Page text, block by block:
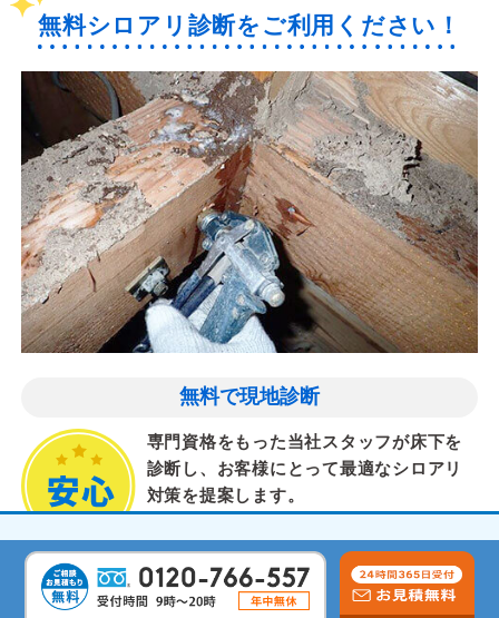
無料シロアリ診断をご利用ください！
無料で現地診断
専門資格をもった当社スタッフが床下を
診断し、お客様にとって最適なシロアリ
対策を提案します。
気配りと丁寧な作業